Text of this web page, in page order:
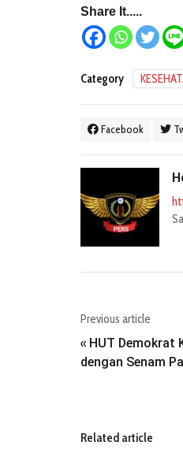
Share It.....
Category
Facebook
Previous article
« HUT Demokrat
dengan Senam
Related article